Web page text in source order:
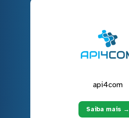
api4com
Saiba mais →